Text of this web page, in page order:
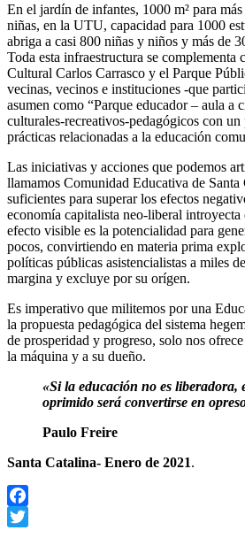
En el jardín de infantes, 1000 m² para
niñas, en la UTU, capacidad para 1000
abriga a casi 800 niñas y niños y más de
Toda esta infraestructura se
Cultural Carlos Carrasco y el Parque
vecinas, vecinos e instituciones -que
asumen como “Parque educador – aula a
culturales-recreativos-pedagógicos con
prácticas relacionadas a la educación
Las iniciativas y acciones que podemos
llamamos Comunidad Educativa de Santa
suficientes para superar los efectos
economía capitalista neo-liberal
efecto visible es la potencialidad para
pocos, convirtiendo en materia prima
políticas públicas asistencialistas a miles
margina y excluye por su orígen.
Es imperativo que militemos por una
la propuesta pedagógica del sistema
de prosperidad y progreso, solo nos
la máquina y a su dueño.
«Si la educación no es liberadora,
oprimido será convertirse en
Paulo Freire
Santa Catalina- Enero de 2021.
Facebook